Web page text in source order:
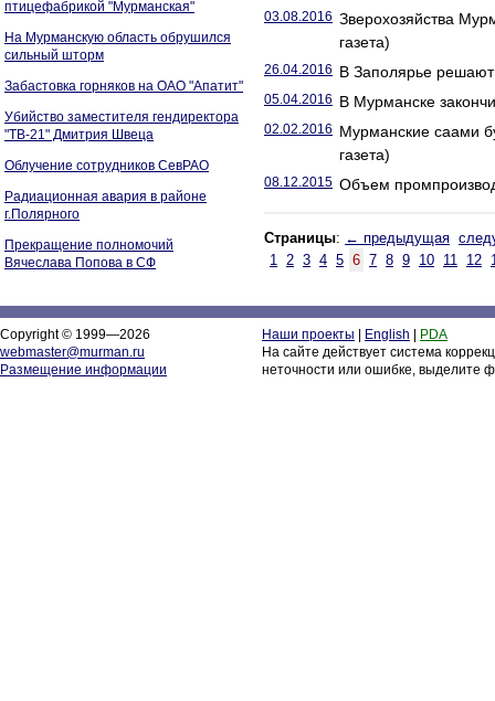
птицефабрикой "Мурманская"
На Мурманскую область обрушился
сильный шторм
Забастовка горняков на ОАО "Апатит"
Убийство заместителя гендиректора
"ТВ-21" Дмитрия Швеца
Облучение сотрудников СевРАО
Радиационная авария в районе
г.Полярного
Прекращение полномочий
Вячеслава Попова в СФ
03.08.2016 Зверохозяйства
газета)
26.04.2016 В Заполярье решают
05.04.2016 В Мурманске
02.02.2016 Мурманские саами
газета)
08.12.2015 Объем
Страницы: ← предыдущая
1 2 3 4 5 6 7 8 9 10 11 12
Copyright © 1999—2026
webmaster@murman.ru
Размещение информации
Наши проекты English
PDA
На сайте действует система
неточности или ошибке, выделите